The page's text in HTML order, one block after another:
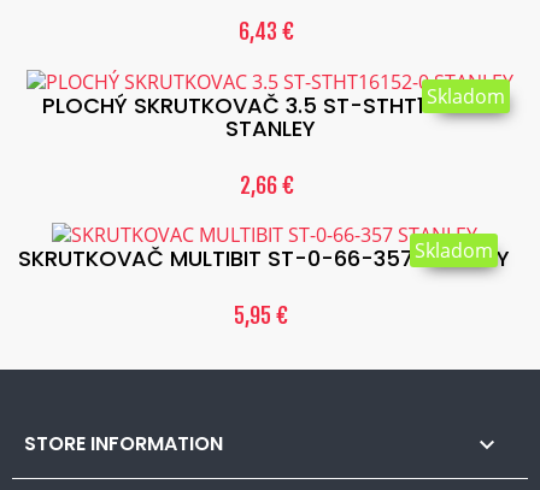
6,43 €
PLOCHÝ SKRUTKOVAČ 3.5 ST-STHT16152-0
STANLEY
2,66 €
Skladom
SKRUTKOVAČ MULTIBIT ST-0-66-357 STANLEY
5,95 €
Skladom
STORE INFORMATION 